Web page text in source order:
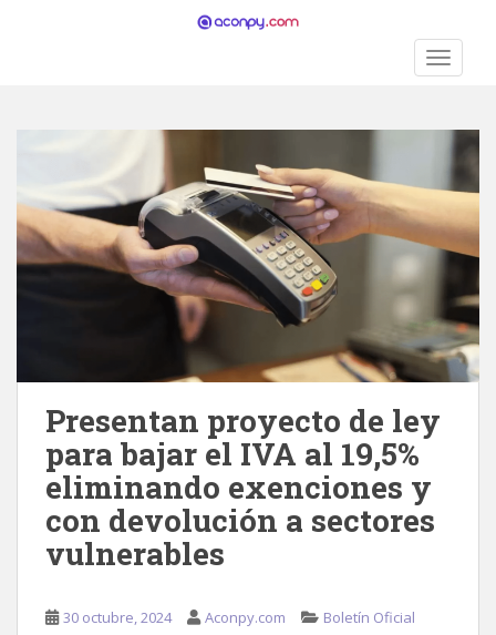
Presentan proyecto de ley
para bajar el IVA al 19,5%
eliminando exenciones y
con devolución a sectores
vulnerables
30 octubre, 2024 Aconpy.com Boletín Oficial